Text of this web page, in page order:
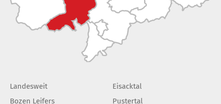
Landesweit
Bozen Leifers
Eisacktal
Pustertal